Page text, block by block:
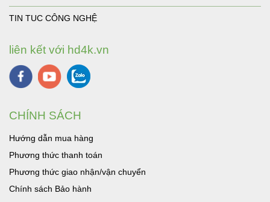
TIN TUC CÔNG NGHỆ
liên kết với hd4k.vn
CHÍNH SÁCH
Hướng dẫn mua hàng
Phương thức thanh toán
Phương thức giao nhận/vận chuyển
Chính sách Bảo hành